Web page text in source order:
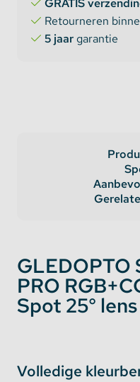
GRATIS
Retourneren
5 jaargarantie
GLEDOPTO
PRO
Spot 25° lens
Volledige